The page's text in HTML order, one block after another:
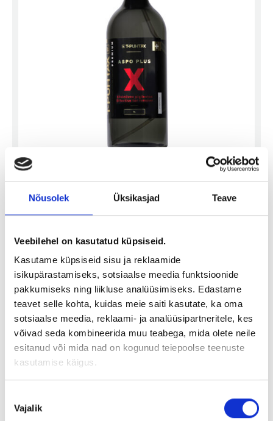
Nõusolek Üksikasjad Teave
Veebilehel on kasutatud küpsiseid.
Kasutame küpsiseid sisu ja reklaamide
isikupärastamiseks, sotsiaalse meedia funktsioonide
pakkumiseks ning liikluse analüüsimiseks. Edastame
teavet selle kohta, kuidas meie saiti kasutate, ka oma
sotsiaalse meedia, reklaami- ja analüüsipartneritele, kes
võivad seda kombineerida muu teabega, mida olete neile
esitanud või mida nad on kogunud teiepoolse teenuste
kasutamise käigus.
valik
Vajalik
Efektiivne pigileotus
Loe pikemalt
Eemalda toode päringukorvist